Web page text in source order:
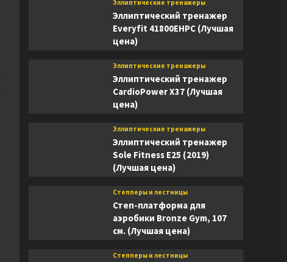
Эллиптические тренажеры
Эллиптический тренажер
Everyfit 41800EHPC (Лучшая
цена)
Эллиптические тренажеры
Эллиптический тренажер
CardioPower X37 (Лучшая
цена)
Эллиптические тренажеры
Эллиптический тренажер
Sole Fitness E25 (2019)
(Лучшая цена)
Степперы и лестницы
Степ-платформа для
аэробики Bronze Gym, 107
см. (Лучшая цена)
Степперы и лестницы